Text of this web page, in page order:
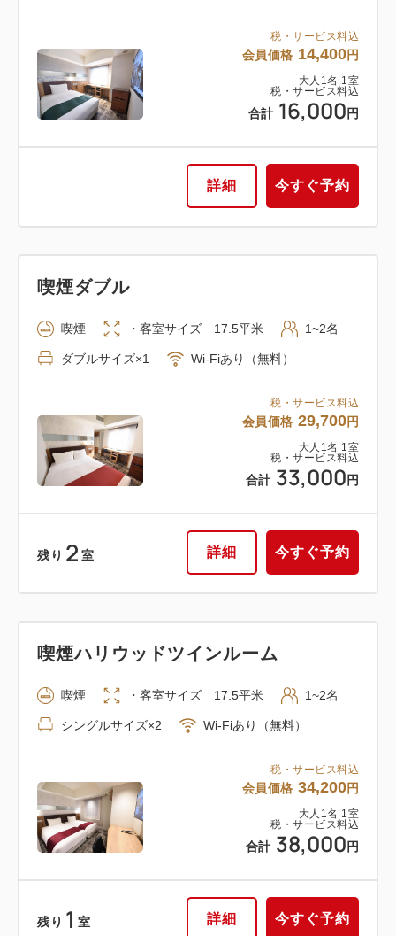
税・サービス料込
会員価格 14,400円
大人 1名 1室
税・サービス料込
合計 16,000 円
詳細 今すぐ予約
税・サービス料込
会員価格 29,700円
大人 1名 1室
税・サービス料込
合計 33,000 円
喫煙ダブル
喫煙 ・客室サイズ 17.5平米 1~2名
ダブルサイズ×1 Wi-Fiあり（無料）
残り 2 室 詳細 今すぐ予約
税・サービス料込
会員価格 34,200円
大人 1名 1室
税・サービス料込
合計 38,000 円
喫煙ハリウッドツインルーム
喫煙 ・客室サイズ 17.5平米 1~2名
シングルサイズ×2 Wi-Fiあり（無料）
残り 1 室 詳細 今すぐ予約